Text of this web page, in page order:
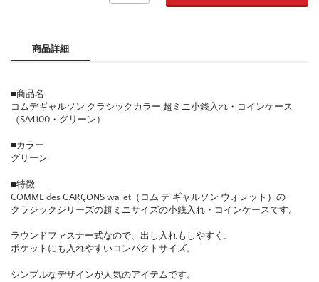
商品詳細
■商品名
コムデギャルソン クラシックカラー 超ミニ小銭入れ・コインケース
（SA4100・グリーン）
■カラー
グリーン
■特徴
COMME des GARÇONS wallet（コム デ ギャルソン ウォレット）の
クラシックシリーズの超ミニサイズの小銭入れ・コインケースです。
ラウンドファスナー式なので、出し入れもしやすく、
ポケットにも入れやすいコンパクトサイズ。
シンプルなデザインが人気のアイテムです。